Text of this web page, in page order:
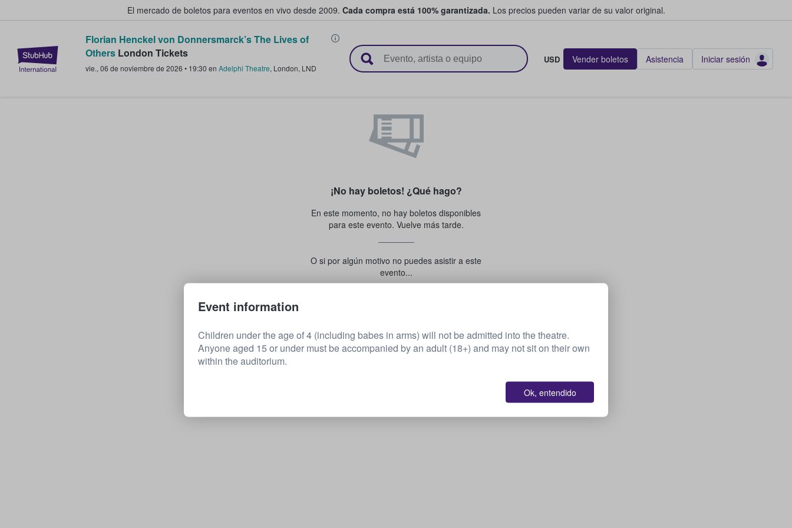
El mercado de boletos para eventos en vivo desde 2009. Cada compra está 100% garantizada. Los precios pueden variar de su valor original.
StubHub: donde los fans compran y venden boletos
Florian Henckel von Donnersmarck’s The Lives of
OthersLondon Tickets
vie., 06 de noviembre de 2026 • 19:30 en Adelphi Theatre, London, LND
USD Vender boletos Asistencia Iniciar sesión
¡No hay boletos! ¿Qué hago?
En este momento, no hay boletos disponibles
para este evento. Vuelve más tarde.
O si por algún motivo no puedes asistir a este
evento...
Event information
Children under the age of 4 (including babes in arms) will not be admitted into the theatre.
Anyone aged 15 or under must be accompanied by an adult (18+) and may not sit on their own
within the auditorium.
Ok, entendido